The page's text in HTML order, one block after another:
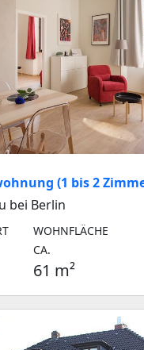
(1 bis 2
bei Berlin
WOHNFLÄCHE
CA.
61 m²